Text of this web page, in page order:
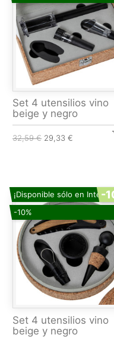
Set 4 utensilios vino
beige y negro
32,59 € 29,33 €
¡Disponible sólo en
-10%
-
Set 4 utensilios vino
beige y negro